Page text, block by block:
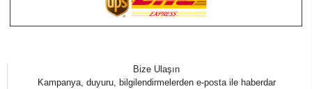
Bize Ulaşın
Kampanya, duyuru, bilgilendirmelerden e-posta ile haberdar